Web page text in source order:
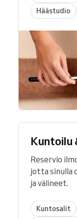
Häästudio
Kuntoilu
Reservio
jotta sinulla
ja välineet.
Kuntosalit